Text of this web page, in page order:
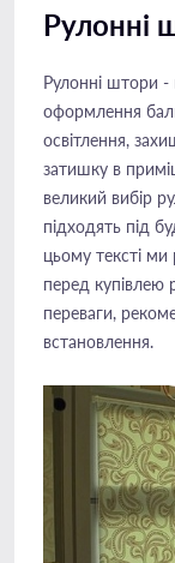
Рулонні
Рулонні штори -
оформлення
освітлення,
затишку в
великий вибір
підходять під
цьому тексті
перед
переваги,
встановлення.